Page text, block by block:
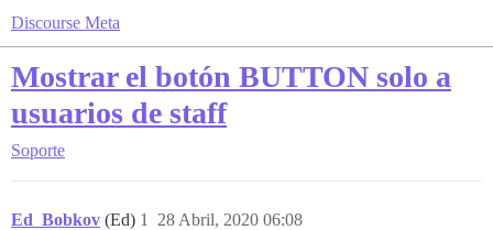
Discourse Meta
Mostrar el botón BUTTON solo a
usuarios de staff
Soporte
Ed_Bobkov (Ed) 28 Abril, 2020 06:08
1